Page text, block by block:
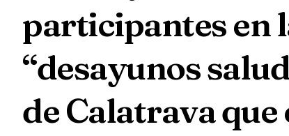
participantes en
“desayunos
de Calatrava